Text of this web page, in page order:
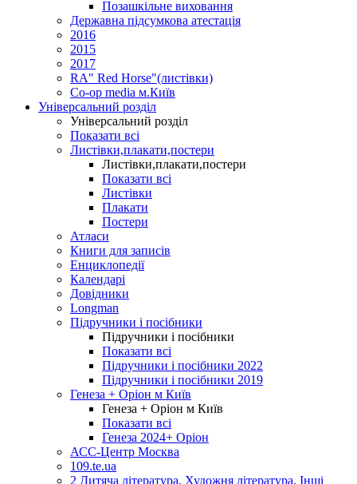
Позашкільне виховання
Державна підсумкова атестація
2016
2015
2017
RA" Red Horse"(листівки)
Co-op media м.Київ
Універсальний розділ
Універсальний розділ
Показати всі
Листівки,плакати,постери
Листівки,плакати,постери
Показати всі
Листівки
Плакати
Постери
Атласи
Книги для записів
Енциклопедії
Календарі
Довідники
Longman
Підручники і посібники
Підручники і посібники
Показати всі
Підручники і посібники 2022
Підручники і посібники 2019
Генеза + Оріон м Київ
Генеза + Оріон м Київ
Показати всі
Генеза 2024+ Оріон
АСС-Центр Москва
109.te.ua
2 Дитяча література. Художня література. Інші